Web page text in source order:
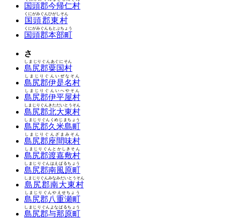
国頭郡今帰仁村
国頭郡東村
くにがみぐんひがしそん
国頭郡本部町
くにがみぐんもとぶちょう
さ
島尻郡粟国村
しまじりぐんあぐにそん
島尻郡伊是名村
しまじりぐんいぜなそん
島尻郡伊平屋村
しまじりぐんいへやそん
島尻郡北大東村
しまじりぐんきただいとうそん
島尻郡久米島町
しまじりぐんくめじまちょう
島尻郡座間味村
しまじりぐんざまみそん
島尻郡渡嘉敷村
しまじりぐんとかしきそん
島尻郡南風原町
しまじりぐんはえばるちょう
島尻郡南大東村
しまじりぐんみなみだいとうそん
島尻郡八重瀬町
しまじりぐんやえせちょう
島尻郡与那原町
しまじりぐんよなばるちょう